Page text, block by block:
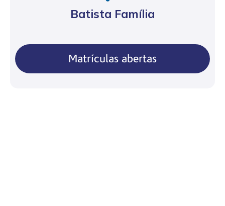
Batista Família
Matrículas abertas